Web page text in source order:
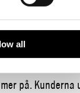
all
och det tog jag
lugnt inre.Hos
mer eller
med bra
på.